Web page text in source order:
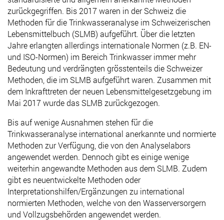
zurückgegriffen. Bis 2017 waren in der Schweiz die
Methoden für die Trinkwasseranalyse im Schweizerischen
Lebensmittelbuch (SLMB) aufgeführt. Über die letzten
Jahre erlangten allerdings internationale Normen (z.B. EN-
und ISO-Normen) im Bereich Trinkwasser immer mehr
Bedeutung und verdrängten grösstenteils die Schweizer
Methoden, die im SLMB aufgeführt waren. Zusammen mit
dem Inkrafttreten der neuen Lebensmittelgesetzgebung im
Mai 2017 wurde das SLMB zurückgezogen.
Bis auf wenige Ausnahmen stehen für die
Trinkwasseranalyse international anerkannte und normierte
Methoden zur Verfügung, die von den Analyselabors
angewendet werden. Dennoch gibt es einige wenige
weiterhin angewandte Methoden aus dem SLMB. Zudem
gibt es neuentwickelte Methoden oder
Interpretationshilfen/Ergänzungen zu international
normierten Methoden, welche von den Wasserversorgern
und Vollzugsbehörden angewendet werden.